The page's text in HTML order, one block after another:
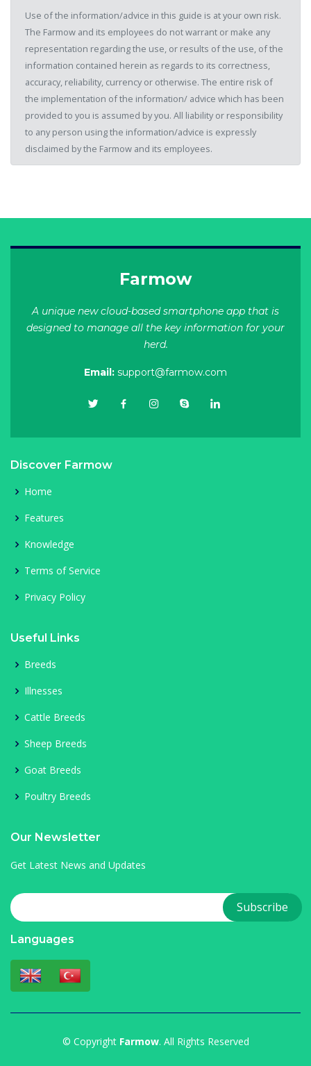
Use of the information/advice in this guide is at your own risk.
The Farmow and its employees do not warrant or make any
representation regarding the use, or results of the use, of the
information contained herein as regards to its correctness,
accuracy, reliability, currency or otherwise. The entire risk of
the implementation of the information/ advice which has been
provided to you is assumed by you. All liability or responsibility
to any person using the information/advice is expressly
disclaimed by the Farmow and its employees.
Farmow
A unique new cloud-based smartphone app that is
designed to manage all the key information for your
herd.
Email: support@farmow.com
Discover Farmow
Home
Features
Knowledge
Terms of Service
Privacy Policy
Useful Links
Breeds
Illnesses
Cattle Breeds
Sheep Breeds
Goat Breeds
Poultry Breeds
Our Newsletter
Get Latest News and Updates
Languages
© Copyright Farmow. All Rights Reserved